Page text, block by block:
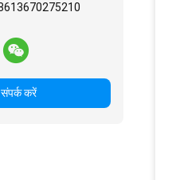
संपर्क करें